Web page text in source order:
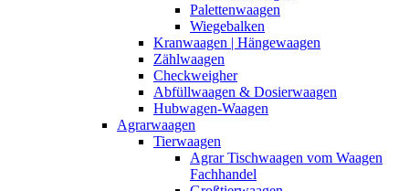
Palettenwaagen
Wiegebalken
Kranwaagen | Hängewaagen
Zählwaagen
Checkweigher
Abfüllwaagen & Dosierwaagen
Hubwagen-Waagen
Agrarwaagen
Tierwaagen
Agrar Tischwaagen vom Waagen
Fachhandel